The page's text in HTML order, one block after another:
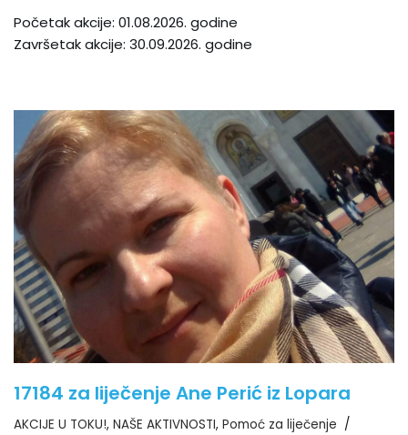
Početak akcije: 01.08.2026. godine
Završetak akcije: 30.09.2026. godine
17184 za liječenje Ane Perić iz Lopara
AKCIJE U TOKU!, NAŠE AKTIVNOSTI, Pomoć za liječenje